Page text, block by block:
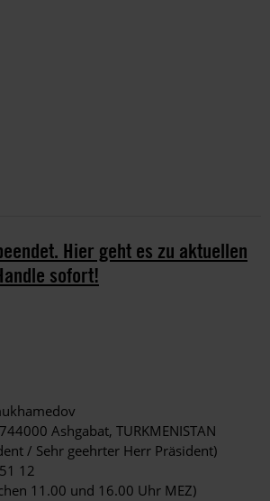
Hier geht es zu aktuellen
sofort!
Ashgabat, TURKMENISTAN
/ Sehr geehrter Herr Präsident)
12
11.00 und 16.00 Uhr MEZ)